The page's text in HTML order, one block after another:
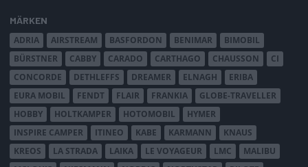
MÄRKEN
ADRIA
AIRSTREAM BASFORDON BENIMAR
BIMOBIL
BÜRSTNER
CABBY CARADO CARTHAGO CHAUSSON
CI
CONCORDE
DETHLEFFS DREAMER ELNAGH
ERIBA
EURA MOBIL
FENDT FLAIR FRANKIA
GLOBE-TRAVELLER
HOBBY
HOLTKAMPER HOTOMOBIL
HYMER
INSPIRE CAMPER
ITINEO KABE KARMANN
KNAUS
KREOS
LA STRADA LAIKA LE VOYAGEUR LMC
MALIBU